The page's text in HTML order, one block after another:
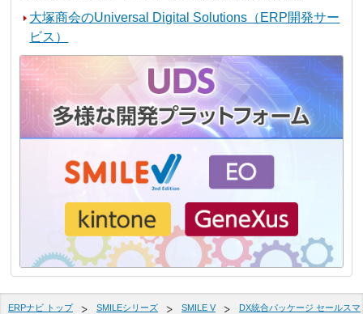
大塚商会のUniversal Digital Solutions（ERP開発サー
ビス）
ERPナビ トップ SMILEシリーズ SMILE V
DX統合パッケージ セールスマ